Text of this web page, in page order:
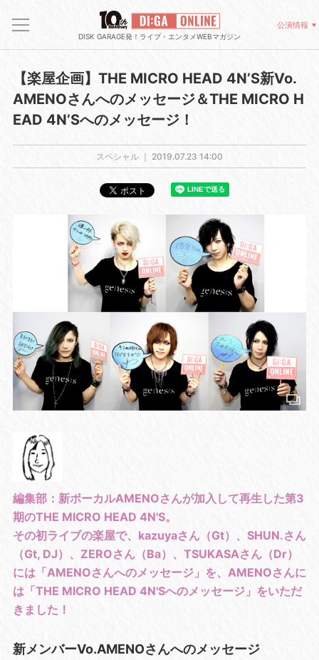
DISK GARAGE発！ライブ・エンタメWEBマガジン
公演情報
【楽屋企画】THE MICRO HEAD 4N’S新Vo.
AMENOさんへのメッセージ＆THE MICRO H
EAD 4N’Sへのメッセージ！
スペシャル ｜ 2019.07.23 14:00
編集部：新ボーカルAMENOさんが加入して再生した第3
期のTHE MICRO HEAD 4N'S。
その初ライブの楽屋で、kazuyaさん（Gt）、SHUN.さん
（Gt, DJ）、ZEROさん（Ba）、TSUKASAさん（Dr）
には「AMENOさんへのメッセージ」を、AMENOさんに
は「THE MICRO HEAD 4N'Sへのメッセージ」をいただ
きました！
新メンバーVo.AMENOさんへのメッセージ